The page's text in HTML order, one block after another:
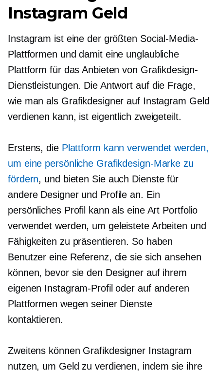
Instagram Geld
Instagram ist eine der größten Social-Media-
Plattformen und damit eine unglaubliche
Plattform für das Anbieten von Grafikdesign-
Dienstleistungen. Die Antwort auf die Frage,
wie man als Grafikdesigner auf Instagram Geld
verdienen kann, ist eigentlich zweigeteilt.
Erstens, die Plattform kann verwendet werden,
um eine persönliche Grafikdesign-Marke zu
fördern, und bieten Sie auch Dienste für
andere Designer und Profile an. Ein
persönliches Profil kann als eine Art Portfolio
verwendet werden, um geleistete Arbeiten und
Fähigkeiten zu präsentieren. So haben
Benutzer eine Referenz, die sie sich ansehen
können, bevor sie den Designer auf ihrem
eigenen Instagram-Profil oder auf anderen
Plattformen wegen seiner Dienste
kontaktieren.
Zweitens können Grafikdesigner Instagram
nutzen, um Geld zu verdienen, indem sie ihre